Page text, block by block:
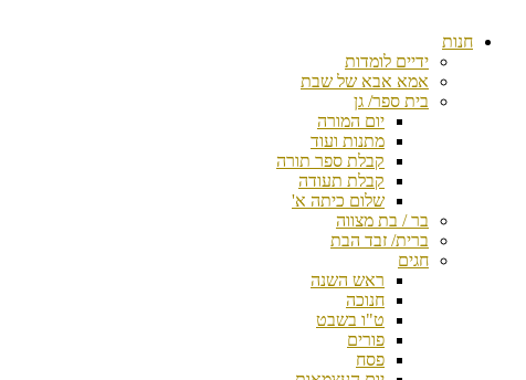
חנות
ידיים לומדות
אמא אבא של שבת
בית ספר/ גן
יום המורה
מתנות ועוד
קבלת ספר תורה
קבלת תעודה
שלום כיתה א'
בר / בת מצווה
ברית/ זבד הבת
חגים
ראש השנה
חנוכה
ט"ו בשבט
פורים
פסח